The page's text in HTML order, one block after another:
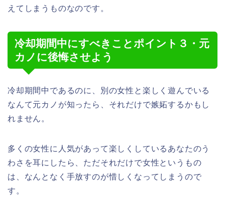
えてしまうものなのです。
冷却期間中にすべきことポイント３・元
カノに後悔させよう
冷却期間中であるのに、別の女性と楽しく遊んでいる
なんて元カノが知ったら、それだけで嫉妬するかもし
れません。
多くの女性に人気があって楽しくしているあなたのう
わさを耳にしたら、ただそれだけで女性というもの
は、なんとなく手放すのが惜しくなってしまうので
す。